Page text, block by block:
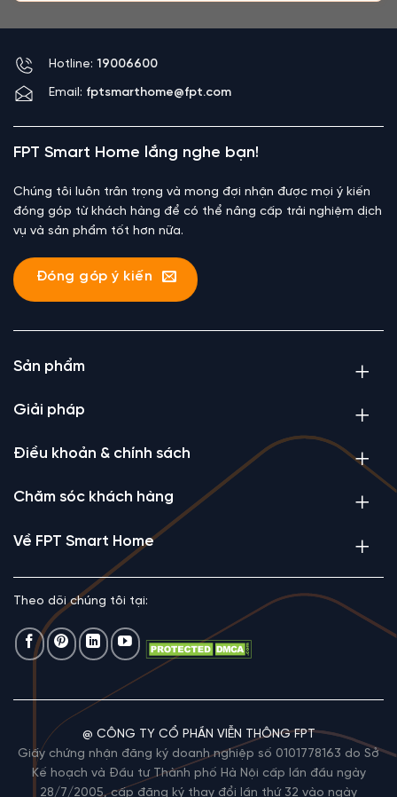
Hotline: 19006600
Email: fptsmarthome@fpt.com
FPT Smart Home lắng nghe bạn!
Chúng tôi luôn trân trọng và mong đợi nhận được mọi ý kiến
đóng góp từ khách hàng để có thể nâng cấp trải nghiệm dịch
vụ và sản phẩm tốt hơn nữa.
Đóng góp ý kiến
Sản phẩm
Giải pháp
Điều khoản & chính sách
Chăm sóc khách hàng
Về FPT Smart Home
Theo dõi chúng tôi tại:
@ CÔNG TY CỔ PHẦN VIỄN THÔNG FPT
Giấy chứng nhận đăng ký doanh nghiệp số 0101778163 do Sở
Kế hoạch và Đầu tư Thành phố Hà Nội cấp lần đầu ngày
28/7/2005, cấp đăng ký thay đổi lần thứ 32 vào ngày